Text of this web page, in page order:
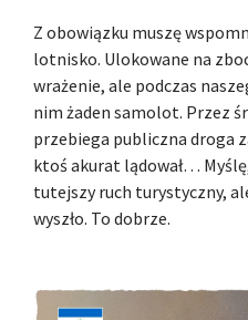
Z obowiązku muszę
lotnisko. Ulokowane na
wrażenie, ale podczas
nim żaden samolot. Przez
przebiega publiczna droga
ktoś akurat lądował…
tutejszy ruch turystyczny,
wyszło. To dobrze.